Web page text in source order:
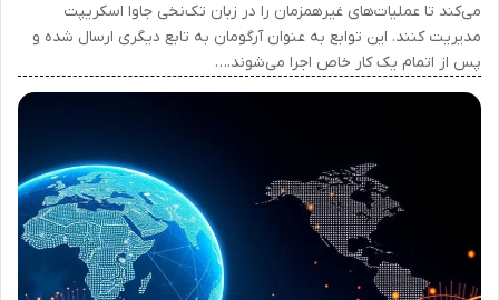
می‌کند تا عملیات‌های غیرهمزمان را در زبان تک‌نخی جاوا اسکریپت
مدیریت کنند. این توابع به عنوان آرگومان به تابع دیگری ارسال شده و
پس از اتمام یک کار خاص اجرا می‌شوند.…